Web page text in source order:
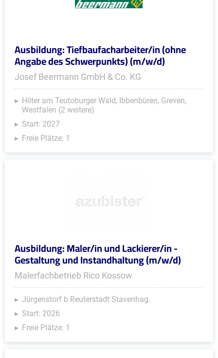
Ausbildung: Tiefbaufacharbeiter/in (ohne
Angabe des Schwerpunkts) (m/w/d)
Josef Beermann GmbH & Co. KG
Hilter am Teutoburger Wald, Ibbenbüren, Greven,
Westfalen (2 weitere)
Start: 2027
Freie Plätze: 1
Ausbildung: Maler/in und Lackierer/in -
Gestaltung und Instandhaltung (m/w/d)
Malerfachbetrieb Rico Kossow
Jürgenstorf b Reuterstadt Stavenhag.
Start: 2026
Freie Plätze: 1